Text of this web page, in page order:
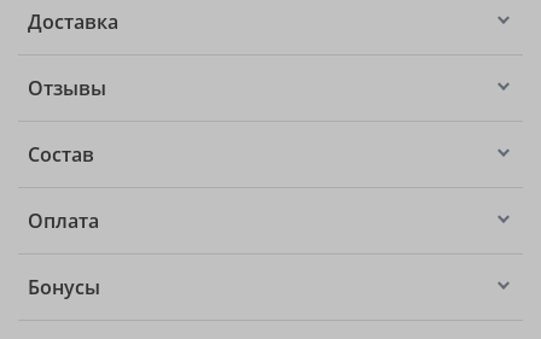
Доставка
Отзывы
Состав
Оплата
Бонусы